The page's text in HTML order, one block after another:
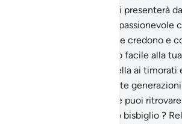
Resurrezione ognuno si presenterà
In verità il Compassionevole
Suo Amore a coloro che credono e
Lo rendemmo facile alla
tu annunci la lieta novella ai timorati
Quante
perire prima di loro ! Ne puoi
solo o sentire il minimo bisbiglio ?